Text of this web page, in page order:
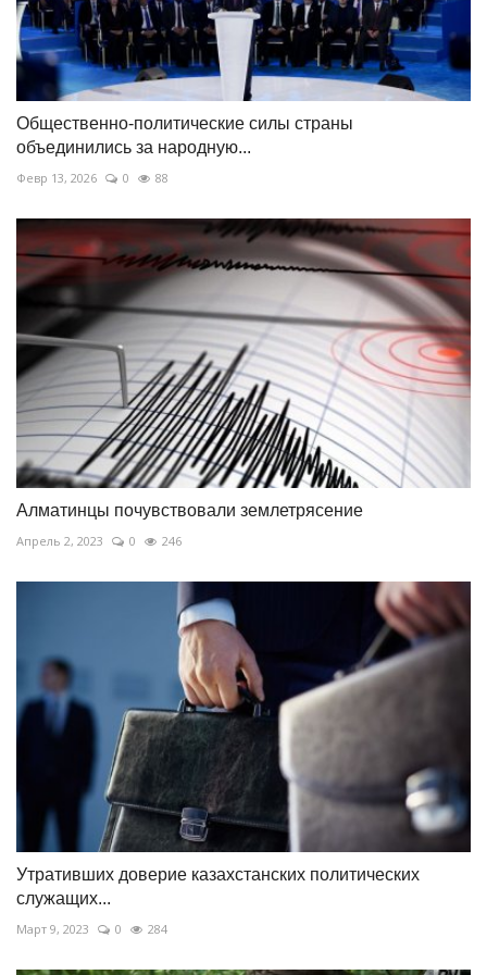
Общественно-политические силы страны
объединились за народную...
Февр 13, 2026 0 88
Алматинцы почувствовали землетрясение
Апрель 2, 2023 0 246
Утративших доверие казахстанских политических
служащих...
Март 9, 2023 0 284